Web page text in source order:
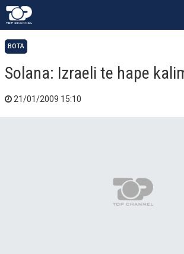
BOTA
Solana: Izraeli te hape
21/01/2009 15:10